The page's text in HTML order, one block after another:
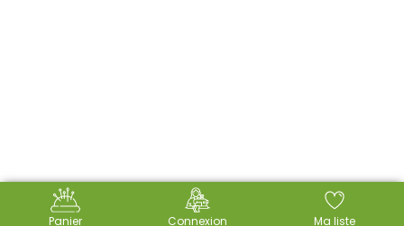
Panier Connexion Ma liste